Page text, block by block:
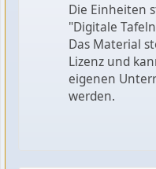
Die Einheiten
"Digitale
Das Material
Lizenz und
eigenen
werden.